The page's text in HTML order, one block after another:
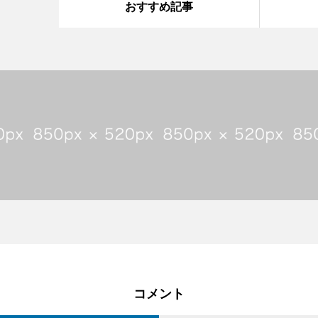
おすすめ記事
コメント